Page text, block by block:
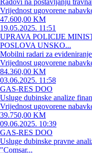
Vrijednost ugovorene
47.600,00 KM
19.05.2025. 11:51
UPRAVA POLICIJE
POSLOVA UNSKO...
Mobilni radari za
Vrijednost ugovorene
84.360,00 KM
03.06.2025. 11:58
GAS-RES DOO
Usluge dubinske analize
Vrijednost ugovorene
39.750,00 KM
09.06.2025. 10:39
GAS-RES DOO
Usluge dubinske pravne
"Comsar...